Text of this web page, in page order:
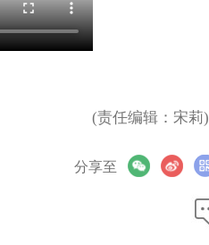
(责任编辑：宋莉)
分享至